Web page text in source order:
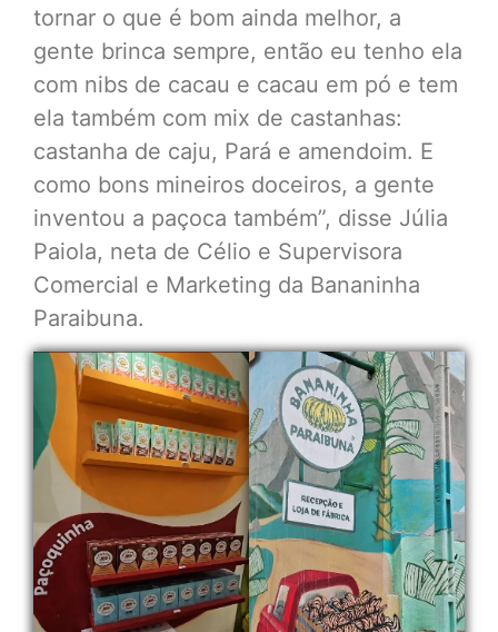
tornar o que é bom ainda melhor, a
gente brinca sempre, então eu tenho ela
com nibs de cacau e cacau em pó e tem
ela também com mix de castanhas:
castanha de caju, Pará e amendoim. E
como bons mineiros doceiros, a gente
inventou a paçoca também”, disse Júlia
Paiola, neta de Célio e Supervisora
Comercial e Marketing da Bananinha
Paraibuna.